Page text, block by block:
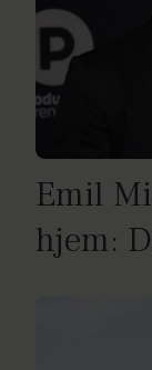
Emil
hjem: